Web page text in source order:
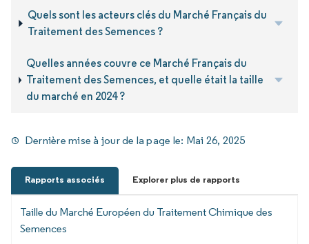
Quels sont les acteurs clés du Marché Français du
Traitement des Semences ?
Quelles années couvre ce Marché Français du
Traitement des Semences, et quelle était la taille
du marché en 2024 ?
Dernière mise à jour de la page le: Mai 26, 2025
Rapports associés Explorer plus de rapports
Taille du Marché Européen du Traitement Chimique des
Semences